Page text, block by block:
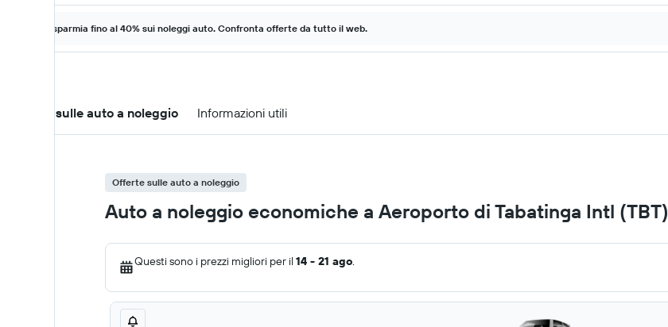
Risparmia fino al 40% sui noleggi auto. Confronta offerte da tutto il web.
Offerte sulle auto a noleggio Informazioni utili
Offerte sulle auto a noleggio
Auto a noleggio economiche a Aeroporto di Tabatinga Intl (TBT)
Questi sono i prezzi migliori per il 14 - 21 ago.